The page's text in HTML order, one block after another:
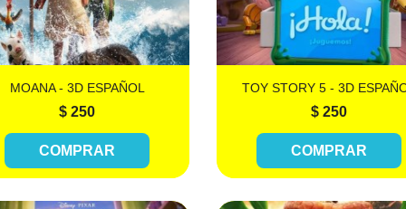
Más información
TOY STORY 5 - 3D
$ 250
COMPRAR
Más información
MOANA - 3D ESPAÑOL
$ 250
COMPRAR